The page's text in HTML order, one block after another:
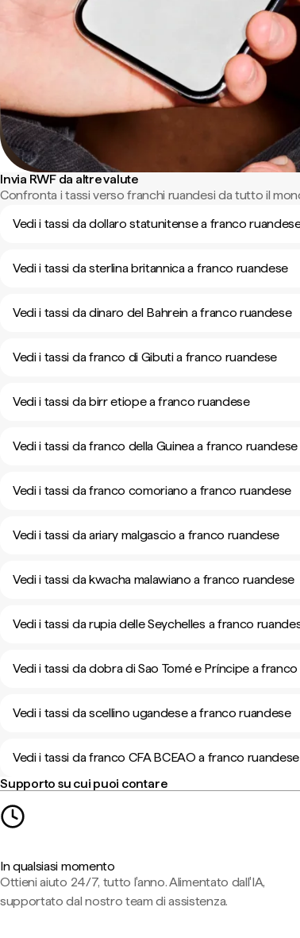
Invia RWF da altre valute
Confronta i tassi verso franchi ruandesi da tutto il
Vedi i tassi da dollaro statunitense a franco
Vedi i tassi da sterlina britannica a franco ruandese
Vedi i tassi da dinaro del Bahrein a franco ruandese
Vedi i tassi da franco di Gibuti a franco ruandese
Vedi i tassi da birr etiope a franco ruandese
Vedi i tassi da franco della Guinea a franco ruandese
Vedi i tassi da franco comoriano a franco ruandese
Vedi i tassi da ariary malgascio a franco ruandese
Vedi i tassi da kwacha malawiano a franco ruandese
Vedi i tassi da rupia delle Seychelles a franco
Vedi i tassi da dobra di Sao Tomé e Príncipe a
Vedi i tassi da scellino ugandese a franco ruandese
Vedi i tassi da franco CFA BCEAO a franco ruandese
Supporto su cui puoi contare
In qualsiasi momento
Ottieni aiuto 24/7, tutto l'anno. Alimentato dall'IA,
supportato dal nostro team di assistenza.